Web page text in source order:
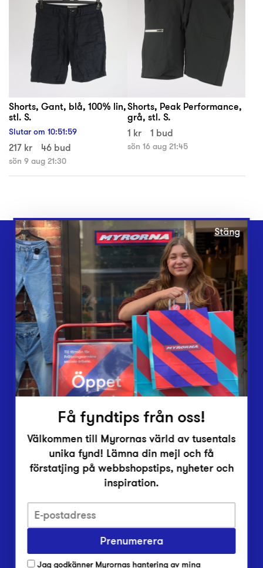
Shorts, Gant, blå, 100% lin,
stl. S.
Slutar om 10:51:59
217 kr 46 bud
sön 9 aug 21:30
Shorts, Peak Performance,
grå, stl. S.
1 kr
1 bud
sön 16 aug 21:45
Webbshop
Butiker
Lämna in
Vårt överskott
Inlämningsplatser
Om Myrorna
Lediga jobb
Pressrum
Integritetsskyddspolicy
Har du frågor om onlineköp, leverans eller retur?
Stäng
Få fyndtips från oss!
Välkommen till Myrornas värld av tusentals
unika fynd! Lämna din mejl och få
förstatjing på webbshopstips, nyheter och
inspiration.
Prenumerera
Jag godkänner Myrornas hantering av mina